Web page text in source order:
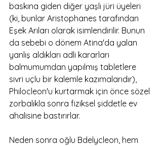
baskına giden diğer yaşlı jüri üyeleri
(ki, bunlar Aristophanes tarafından
Eşek Arıları olarak isimlendirilir. Bunun
da sebebi o dönem Atina'da yalan
yanlış aldıkları adli kararları
balmumumdan yapılmış tabletlere
sivri uçlu bir kalemle kazımalarıdır),
Philocleon'u kurtarmak için önce sözel
zorbalıkla sonra fiziksel şiddetle ev
ahalisine bastırırlar.
Neden sonra oğlu Bdelycleon, hem